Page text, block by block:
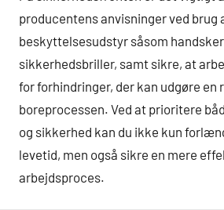
producentens anvisninger ved brug
beskyttelsesudstyr såsom
sikkerhedsbriller, samt sikre, at
for forhindringer, der kan udgøre en
boreprocessen. Ved at prioritere
og sikkerhed kan du ikke kun
levetid, men også sikre en mere
arbejdsproces.